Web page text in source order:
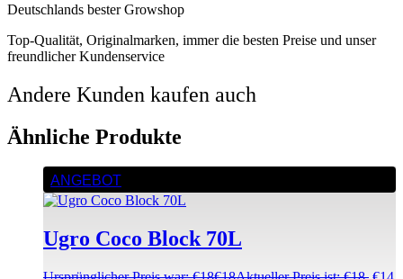
Deutschlands bester Growshop
Top-Qualität, Originalmarken, immer die besten Preise und unser
freundlicher Kundenservice
Andere Kunden kaufen auch
Ähnliche Produkte
ANGEBOT
Ugro Coco Block 70L